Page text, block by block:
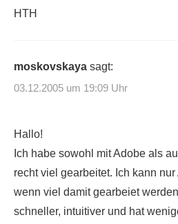
HTH
moskovskaya sagt:
03.12.2005 um 19:09 Uhr
Hallo!
Ich habe sowohl mit Adobe als
recht viel gearbeitet. Ich kann
wenn viel damit gearbeiet
schneller, intuitiver und hat